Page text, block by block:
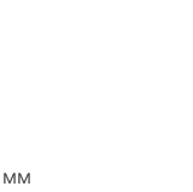
мм